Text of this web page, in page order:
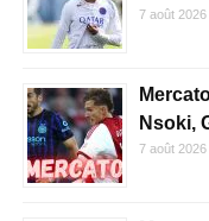
7 août 2026
Nsoki,
7 août 2026